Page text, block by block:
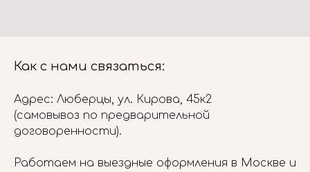
Как с нами связаться:
Адрес: Люберцы, ул. Кирова, 45к2
(самовывоз по предварительной
договоренности).
Работаем на выездные оформления в Москве и